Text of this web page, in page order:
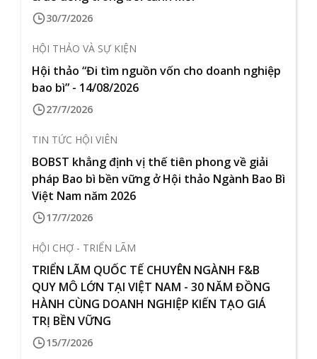
30/7/2026
HỘI THẢO VÀ SỰ KIỆN
Hội thảo “Đi tìm nguồn vốn cho doanh nghiệp
bao bì” - 14/08/2026
27/7/2026
TIN TỨC HỘI VIÊN
BOBST khẳng định vị thế tiên phong về giải
pháp Bao bì bền vững ở Hội thảo Ngành Bao Bì
Việt Nam năm 2026
17/7/2026
HỘI CHỢ - TRIỂN LÃM
TRIỂN LÃM QUỐC TẾ CHUYÊN NGÀNH F&B
QUY MÔ LỚN TẠI VIỆT NAM - 30 NĂM ĐỒNG
HÀNH CÙNG DOANH NGHIỆP KIẾN TẠO GIÁ
TRỊ BỀN VỮNG
15/7/2026